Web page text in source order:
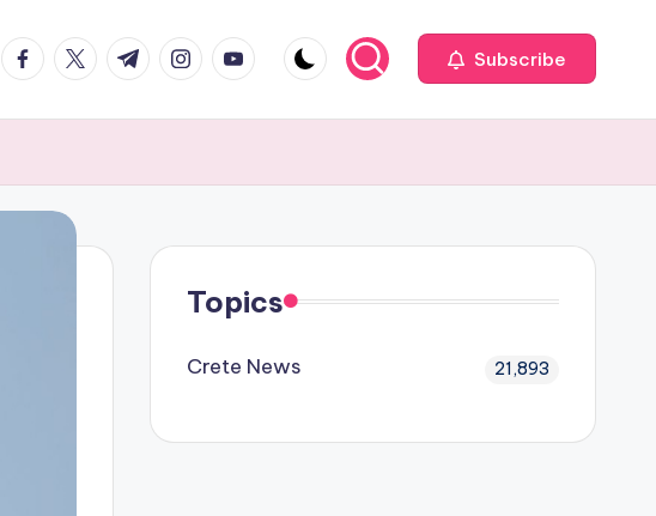
facebook.com
twitter.com
t.me instagram.com
youtube.com Subscribe
Topics
Crete News 21,893